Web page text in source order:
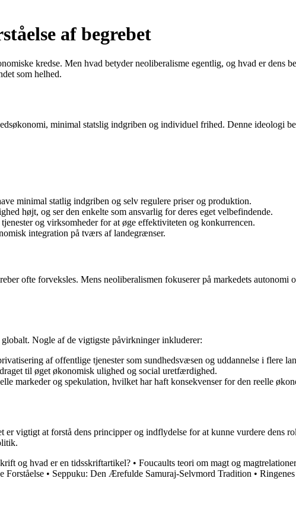
af begrebet
kredse. Men hvad betyder neoliberalisme egentlig, og hvad er dens
som helhed.
minimal statslig indgriben og individuel frihed. Denne ideologi
minimal statlig indgriben og selv regulere priser og produktion.
højt, og ser den enkelte som ansvarlig for deres eget velbefindende.
og virksomheder for at øge effektiviteten og konkurrencen.
integration på tværs af landegrænser.
ofte forveksles. Mens neoliberalismen fokuserer på markedets
Nogle af de vigtigste påvirkninger inkluderer:
af offentlige tjenester som sundhedsvæsen og uddannelse i flere
til øget økonomisk ulighed og social uretfærdighed.
markeder og spekulation, hvilket har haft konsekvenser for den reelle
vigtigt at forstå dens principper og indflydelse for at kunne vurdere dens
og hvad er en tidsskriftartikel? • Foucaults teori om magt og magtrelationer
Forståelse • Seppuku: Den Ærefulde Samuraj-Selvmord Tradition •